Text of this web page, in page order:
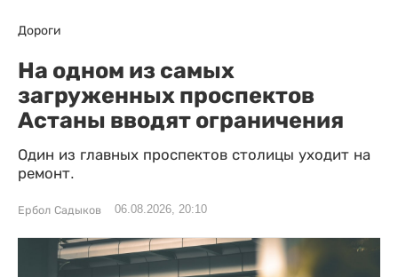
Дороги
На одном из самых
загруженных проспектов
Астаны вводят ограничения
Один из главных проспектов столицы уходит на
ремонт.
Ербол Садыков 06.08.2026, 20:10